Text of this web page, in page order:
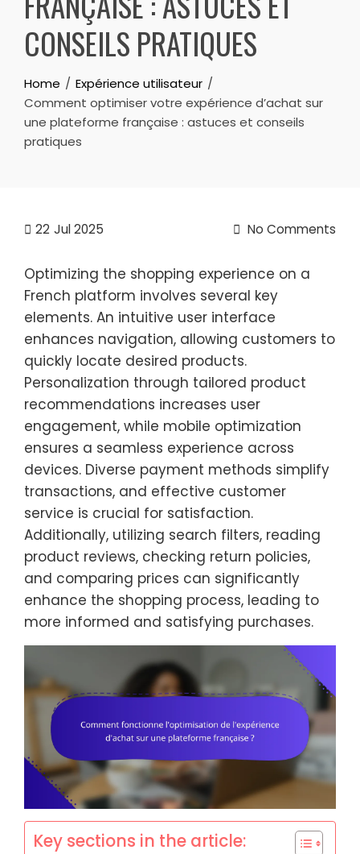
CONSEILS PRATIQUES
Home
Expérience utilisateur
Comment optimiser votre expérience d’achat sur
une plateforme française : astuces et conseils
pratiques
22 Jul 2025 No Comments
Optimizing the shopping experience on a
French platform involves several key
elements. An intuitive user interface
enhances navigation, allowing customers to
quickly locate desired products.
Personalization through tailored product
recommendations increases user
engagement, while mobile optimization
ensures a seamless experience across
devices. Diverse payment methods simplify
transactions, and effective customer
service is crucial for satisfaction.
Additionally, utilizing search filters, reading
product reviews, checking return policies,
and comparing prices can significantly
enhance the shopping process, leading to
more informed and satisfying purchases.
Key sections in the article: